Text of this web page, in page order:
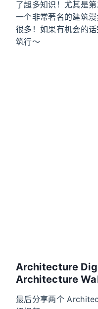
了超多知识！尤其是
一个非常著名的建筑
很多！如果有机会的
筑行～
Architecture
Architecture
最后分享两个